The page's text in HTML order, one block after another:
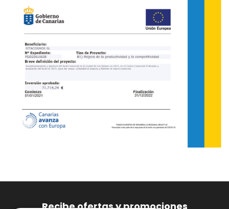
Recibe ofertas y promociones